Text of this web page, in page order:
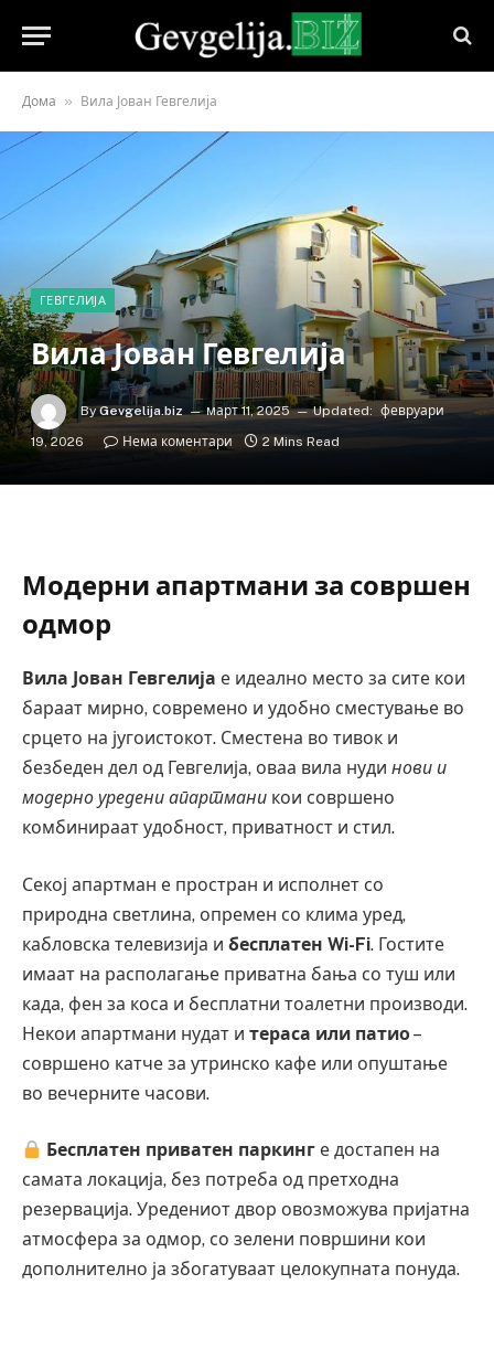
Дома » Вила Јован Гевгелија
ГЕВГЕЛИЈА
Вила Јован Гевгелија
By Gevgelija.biz март 11, 2025 Updated: февруари
19, 2026
Нема коментари 2 Mins Read
Модерни апартмани за совршен
одмор
Вила Јован Гевгелија е идеално место за сите кои
бараат мирно, современо и удобно сместување во
срцето на југоистокот. Сместена во тивок и
безбеден дел од Гевгелија, оваа вила нуди нови и
модерно уредени апартмани кои совршено
комбинираат удобност, приватност и стил.
Секој апартман е простран и исполнет со
природна светлина, опремен со клима уред,
кабловска телевизија и бесплатен Wi-Fi. Гостите
имаат на располагање приватна бања со туш или
када, фен за коса и бесплатни тоалетни производи.
Некои апартмани нудат и тераса или патио–
совршено катче за утринско кафе или опуштање
во вечерните часови.
Бесплатен приватен паркинг е достапен на
самата локација, без потреба од претходна
резервација. Уредениот двор овозможува пријатна
атмосфера за одмор, со зелени површини кои
дополнително ја збогатуваат целокупната понуда.